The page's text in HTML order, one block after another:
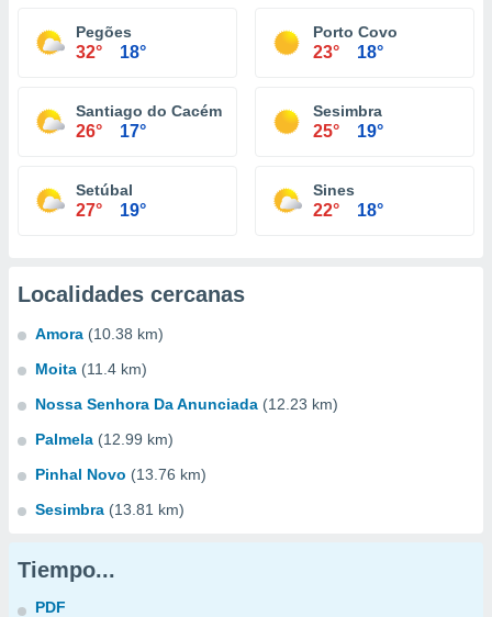
Pegões
32° 18°
Porto Covo
23° 18°
Santiago do Cacém
26° 17°
Sesimbra
25° 19°
Setúbal
27° 19°
Sines
22° 18°
Localidades cercanas
Amora (10.38 km)
Moita (11.4 km)
Nossa Senhora Da Anunciada (12.23 km)
Palmela (12.99 km)
Pinhal Novo (13.76 km)
Sesimbra (13.81 km)
Tiempo...
PDF